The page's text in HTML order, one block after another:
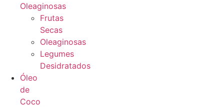
Oleaginosas
Frutas
Secas
Oleaginosas
Legumes
Desidratados
Óleo
de
Coco